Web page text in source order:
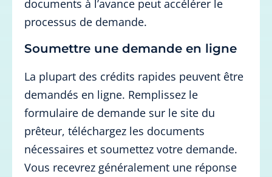
documents à l’avance peut accélérer le
processus de demande.
Soumettre une demande en ligne
La plupart des crédits rapides peuvent être
demandés en ligne. Remplissez le
formulaire de demande sur le site du
prêteur, téléchargez les documents
nécessaires et soumettez votre demande.
Vous recevrez généralement une réponse